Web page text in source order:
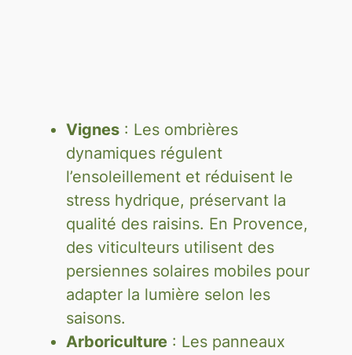
Vignes: Les ombrières
dynamiques régulent
l’ensoleillement et réduisent le
stress hydrique, préservant la
qualité des raisins. En Provence,
des viticulteurs utilisent des
persiennes solaires mobiles pour
adapter la lumière selon les
saisons.
Arboriculture: Les panneaux